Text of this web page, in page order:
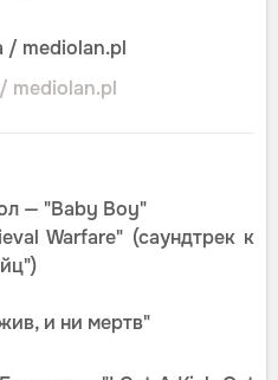
mediolan.pl
— "Baby Boy"
Warfare" (саундтрек к
и ни мертв"